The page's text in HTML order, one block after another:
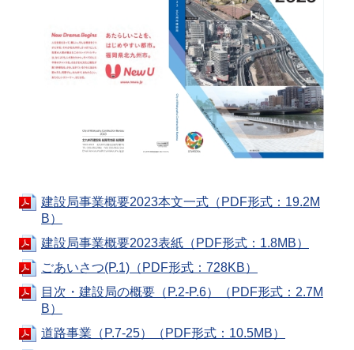
建設局事業概要2023本文一式（PDF形式：19.2M
B）
建設局事業概要2023表紙（PDF形式：1.8MB）
ごあいさつ(P.1)（PDF形式：728KB）
目次・建設局の概要（P.2-P.6）（PDF形式：2.7M
B）
道路事業（P.7-25）（PDF形式：10.5MB）